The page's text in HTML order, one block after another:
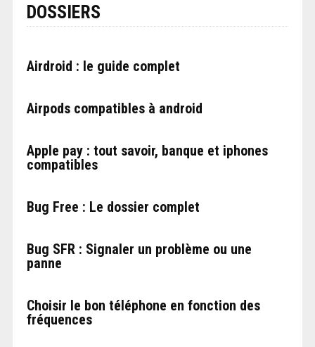
DOSSIERS
Airdroid : le guide complet
Airpods compatibles à android
Apple pay : tout savoir, banque et iphones
compatibles
Bug Free : Le dossier complet
Bug SFR : Signaler un problème ou une
panne
Choisir le bon téléphone en fonction des
fréquences